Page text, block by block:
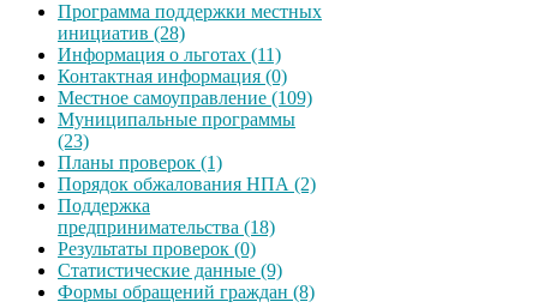
Программа поддержки местных
инициатив (28)
Информация о льготах (11)
Контактная информация (0)
Местное самоуправление (109)
Муниципальные программы
(23)
Планы проверок (1)
Порядок обжалования НПА (2)
Поддержка
предпринимательства (18)
Результаты проверок (0)
Статистические данные (9)
Формы обращений граждан (8)